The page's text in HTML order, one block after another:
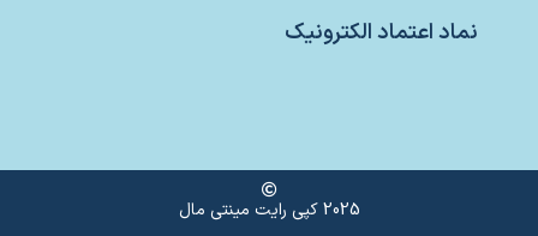
نماد اعتماد الکترونیک
2025 کپی رایت مینتی مال